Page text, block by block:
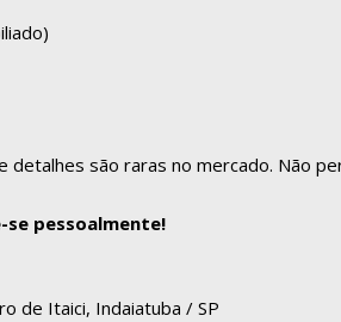
são raras no mercado. Não
pessoalmente!
de Itaici, Indaiatuba / SP